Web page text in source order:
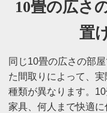
10畳の広さ
置
同じ10畳の広さの部
た間取りによって、
種類が異なります。
家具、何人まで快適に